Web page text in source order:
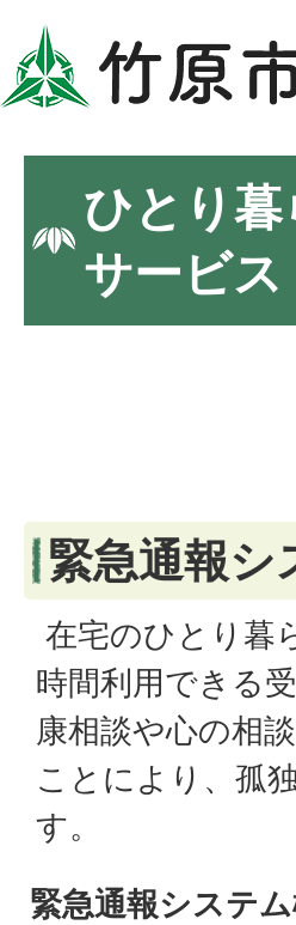
ひとり
サービス
緊急通報シ
在宅のひとり暮
時間利用できる
康相談や心の相
ことにより、孤
す。
緊急通報システ